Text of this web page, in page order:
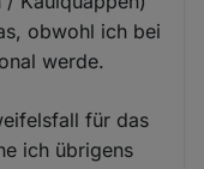
obwohl ich bei
werde.
für das
ich übrigens